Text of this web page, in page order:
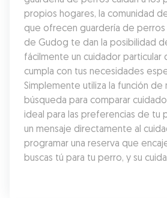
propios hogares, la comunidad
que ofrecen guardería de
de Gudog te dan la posibilidad
fácilmente un cuidador particular
cumpla con tus necesidades
Simplemente utiliza la función de
búsqueda para comparar
ideal para las preferencias de tu
un mensaje directamente al
programar una reserva que
buscas tú para tu perro, y su